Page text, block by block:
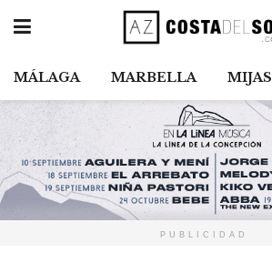
MÁLAGA MARBELLA MIJAS
PUBLICIDAD